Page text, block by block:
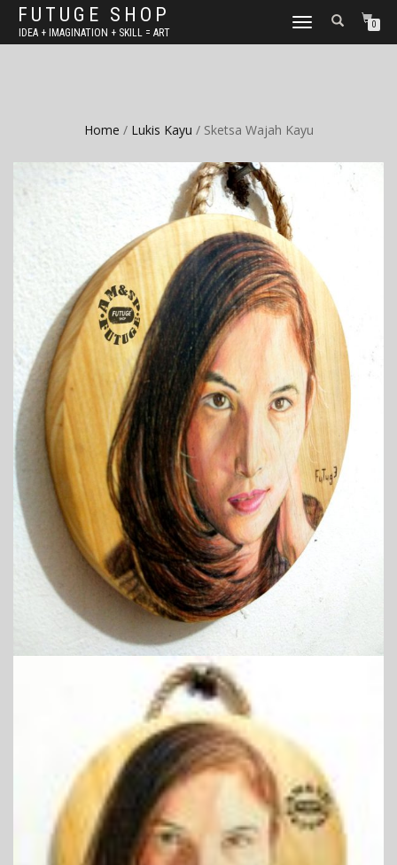
FUTUGE SHOP
IDEA + IMAGINATION + SKILL = ART
TOGGLE
0
Home / Lukis Kayu / Sketsa Wajah Kayu